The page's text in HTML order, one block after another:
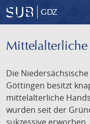
GDZ
Die
Göttingen besitzt
mittelalterliche
wurden seit der